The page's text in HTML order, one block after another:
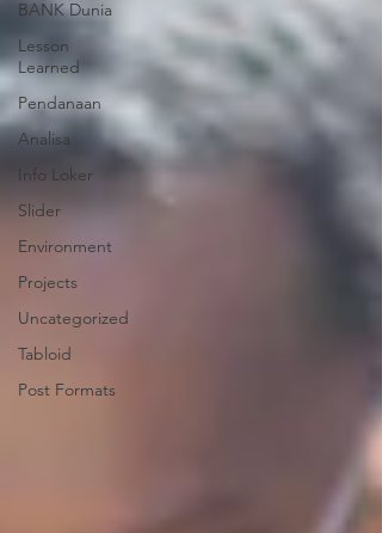
BANK Dunia
Lesson
Learned
Pendanaan
Analisa
Info Loker
Slider
Environment
Projects
Uncategorized
Tabloid
Post Formats